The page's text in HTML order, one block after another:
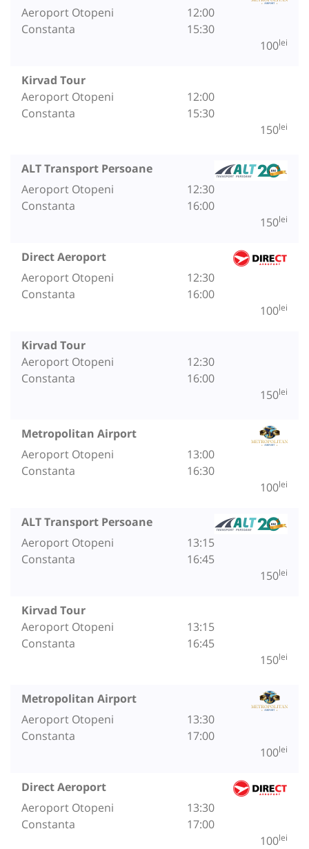
Aeroport Otopeni
Constanta
12:00
15:30
100lei
Kirvad Tour
Aeroport Otopeni
Constanta
12:00
15:30
150lei
ALT Transport Persoane
Aeroport Otopeni
Constanta
12:30
16:00
150lei
Direct Aeroport
Aeroport Otopeni
Constanta
12:30
16:00
100lei
Kirvad Tour
Aeroport Otopeni
Constanta
12:30
16:00
150lei
Metropolitan Airport
Aeroport Otopeni
Constanta
13:00
16:30
100lei
ALT Transport Persoane
Aeroport Otopeni
Constanta
13:15
16:45
150lei
Kirvad Tour
Aeroport Otopeni
Constanta
13:15
16:45
150lei
Metropolitan Airport
Aeroport Otopeni
Constanta
13:30
17:00
100lei
Direct Aeroport
Aeroport Otopeni
Constanta
13:30
17:00
100lei